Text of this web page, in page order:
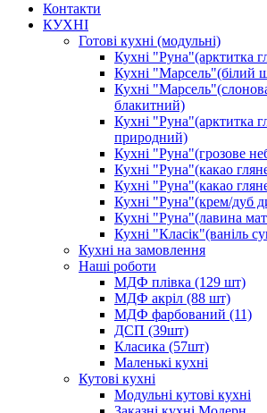
Контакти
КУХНІ
Готові кухні (модульні)
Кухні "Руна"(арктитка
Кухні "Марсель"(білий
Кухні
блакитний)
Кухні "Руна"(арктитка
природний)
Кухні "Руна"(грозове
Кухні "Руна"(какао
Кухні "Руна"(какао
Кухні "Руна"(крем/дуб
Кухні "Руна"(лавина
Кухні "Класік"(ваніль
Кухні на замовлення
Наші роботи
МДФ плівка (129 шт)
МДФ акріл (88 шт)
МДФ фарбований (11)
ДСП (39шт)
Класика (57шт)
Маленькі кухні
Кутові кухні
Модульні кутові кухні